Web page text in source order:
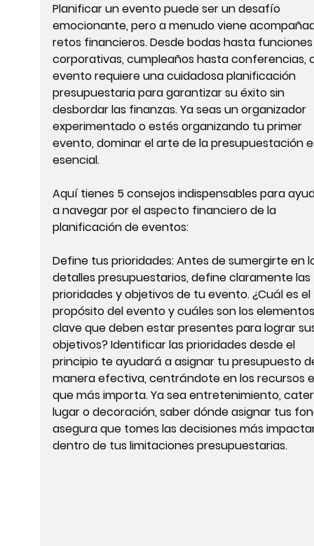
Planificar un evento puede ser un desafío
emocionante, pero a menudo viene
retos financieros. Desde bodas hasta
corporativas, cumpleaños hasta conferencias,
evento requiere una cuidadosa planificación
presupuestaria para garantizar su éxito sin
desbordar las finanzas. Ya seas un organizador
experimentado o estés organizando tu primer
evento, dominar el arte de la presupuestación
esencial.
Aquí tienes 5 consejos indispensables para
a navegar por el aspecto financiero de la
planificación de eventos:
Define tus prioridades: Antes de sumergirte en
detalles presupuestarios, define claramente las
prioridades y objetivos de tu evento. ¿Cuál es el
propósito del evento y cuáles son los
clave que deben estar presentes para lograr
objetivos? Identificar las prioridades desde el
principio te ayudará a asignar tu presupuesto
manera efectiva, centrándote en los recursos
que más importa. Ya sea entretenimiento,
lugar o decoración, saber dónde asignar tus
asegura que tomes las decisiones más
dentro de tus limitaciones presupuestarias.